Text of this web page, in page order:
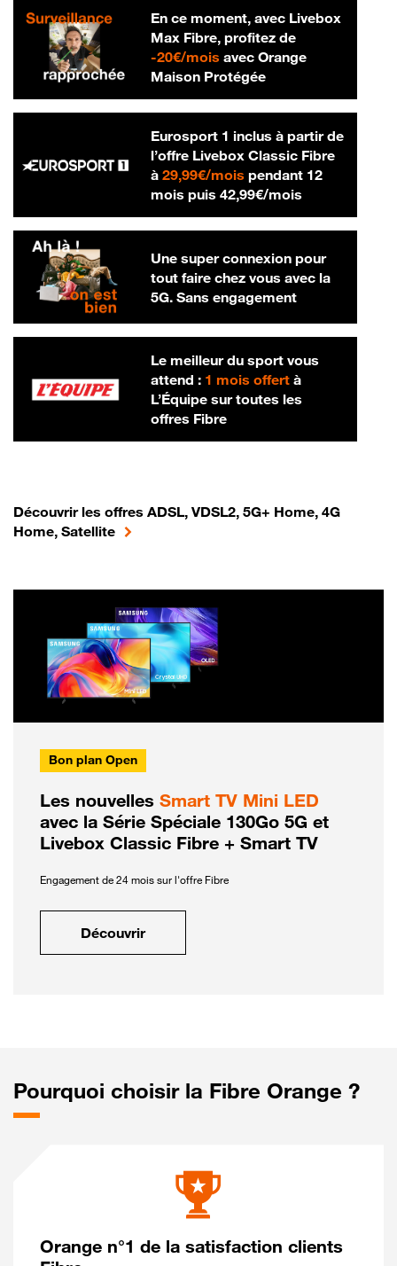
En ce moment, avec Livebox
Max Fibre, profitez de
-20€/mois20 € par mois
avec Orange
Maison Protégée
Eurosport 1 inclus à partir de
l’offre Livebox Classic Fibre
à 29,99€/mois29,99 € par mois
pendant 12
mois puis 42,99€/mois42,99 € par
Une super connexion pour
tout faire chez vous avec la
5G. Sans engagement
Le meilleur du sport vous
attend : 1 mois offertà
L’Équipe sur toutes les
offres Fibre
Découvrir les offres ADSL, VDSL2, 5G+ Home, 4G
Home, Satellite
Bon plan Open
Les nouvelles Smart TV Mini LED
avec la Série Spéciale 130Go 5G et
Livebox Classic Fibre + Smart TV
Engagement de 24 mois sur l'offre Fibre
Découvrir
Pourquoi choisir la Fibre Orange ?
Orange n°1 de la satisfaction clients